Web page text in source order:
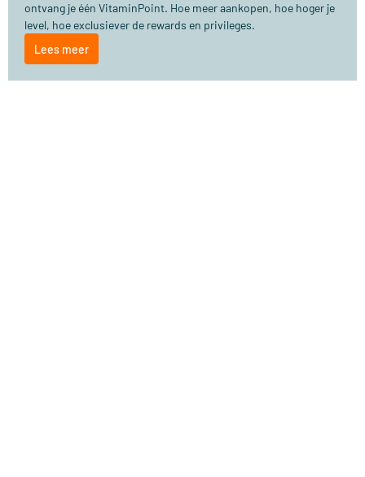
ontvang je één VitaminPoint. Hoe meer aankopen, hoe hoger je
level, hoe exclusiever de rewards en privileges.
Lees meer